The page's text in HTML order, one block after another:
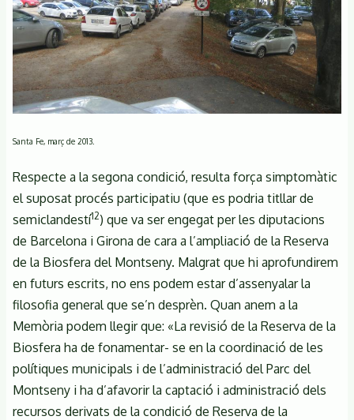
Santa Fe, març de 2013.
Respecte a la segona condició, resulta força simptomàtic
el suposat procés participatiu (que es podria titllar de
semiclandestí12) que va ser engegat per les diputacions
de Barcelona i Girona de cara a l’ampliació de la Reserva
de la Biosfera del Montseny. Malgrat que hi aprofundirem
en futurs escrits, no ens podem estar d’assenyalar la
filosofia general que se’n desprèn. Quan anem a la
Memòria podem llegir que: «La revisió de la Reserva de la
Biosfera ha de fonamentar- se en la coordinació de les
polítiques municipals i de l’administració del Parc del
Montseny i ha d’afavorir la captació i administració dels
recursos derivats de la condició de Reserva de la